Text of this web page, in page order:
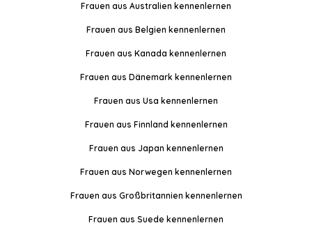
Frauen aus Australien kennenlernen
Frauen aus Belgien kennenlernen
Frauen aus Kanada kennenlernen
Frauen aus Dänemark kennenlernen
Frauen aus Usa kennenlernen
Frauen aus Finnland kennenlernen
Frauen aus Japan kennenlernen
Frauen aus Norwegen kennenlernen
Frauen aus Großbritannien kennenlernen
Frauen aus Suede kennenlernen